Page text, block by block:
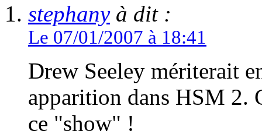
stephanyà dit :
Le 07/01/2007 à 18:41
Drew Seeley mériterait
apparition dans HSM 2.
ce "show" !